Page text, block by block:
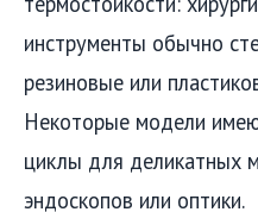
инструменты обычно
резиновые или
Некоторые модели
циклы для деликатных
эндоскопов или оптики.